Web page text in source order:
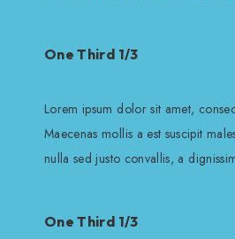
One Third 1/3
Lorem ipsum dolor sit amet,
Maecenas mollis a est suscipit
nulla sed justo convallis, a
One Third 1/3